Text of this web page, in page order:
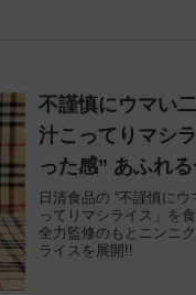
不謹慎にウマい
汁こってりマシ
った感” あふれ
日清食品の “不謹慎に
ってりマシライス」を
全力監修のもとニンニ
ライスを展開!!